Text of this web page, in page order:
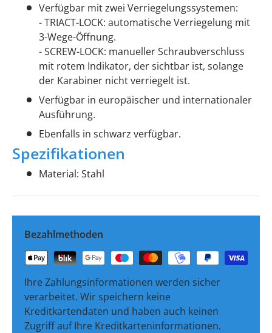
Verfügbar mit zwei Verriegelungssystemen:
- TRIACT-LOCK: automatische Verriegelung mit
3-Wege-Öffnung.
- SCREW-LOCK: manueller Schraubverschluss
mit rotem Indikator, der sichtbar ist, solange
der Karabiner nicht verriegelt ist.
Verfügbar in europäischer und internationaler
Ausführung.
Ebenfalls in schwarz verfügbar.
Spezifikationen
Material: Stahl
Bezahlmethoden
Ihre Zahlungsinformationen werden sicher
verarbeitet. Wir speichern keine
Kreditkartendaten und haben auch keinen
Zugriff auf Ihre Kreditkarteninformationen.